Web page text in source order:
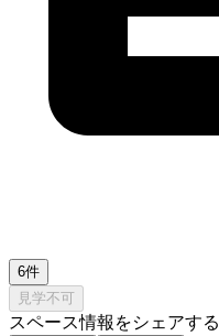
6件
見学不可
スペース情報をシェアする